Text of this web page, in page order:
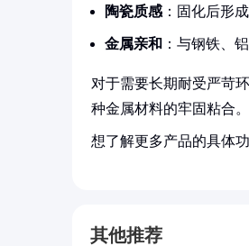
陶瓷质感 ：固化后形
金属亲和 ：与钢铁、
对于需要长期耐受严苛
种金属材料的牢固粘合。
想了解更多产品的具体
其他推荐